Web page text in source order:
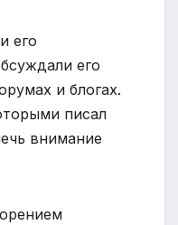
его
его
и блогах.
писал
внимание